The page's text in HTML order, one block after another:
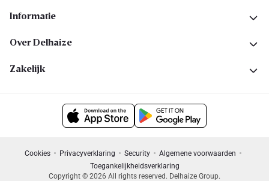
Informatie
Over Delhaize
Zakelijk
Cookies Privacyverklaring Security
Algemene voorwaarden
Toegankelijkheidsverklaring
Copyright © 2026 All rights reserved. Delhaize Group.